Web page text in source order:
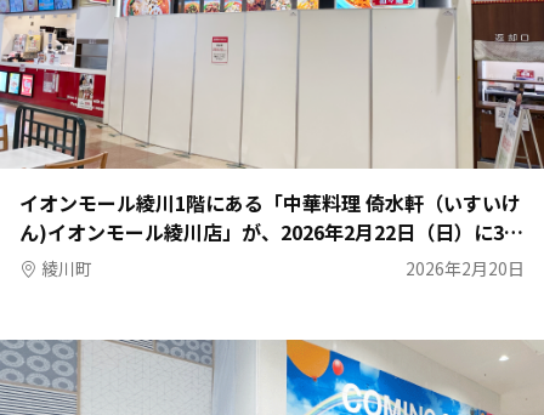
イオンモール綾川1階にある「中華料理 倚水軒（いすいけ
ん)イオンモール綾川店」が、2026年2月22日（日）に3階
フードコートへ移転オープン
綾川町 2026年2月20日